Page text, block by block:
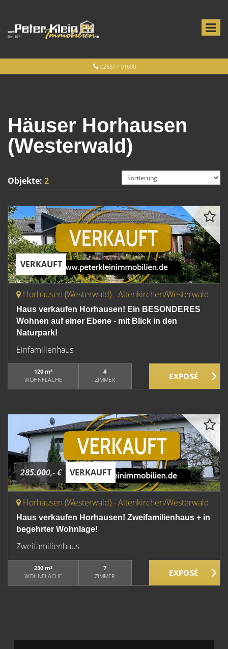
02687 / 91600
Häuser Horhausen
(Westerwald)
Objekte: 2
VERKAUFT
Horhausen (Westerwald) - Altenkirchen/Westerwald
Haus verkaufen Horhausen! Ein BESONDERES
Wohnen auf einer Ebene - mit Blick in den
Naturpark!
Einfamilienhaus
120 m²
WOHNFLÄCHE
4
ZIMMER
285.000,- € VERKAUFT
Horhausen (Westerwald) - Altenkirchen/Westerwald
Haus verkaufen Horhausen! Zweifamilienhaus + in
begehrter Wohnlage!
Zweifamilienhaus
230 m²
WOHNFLÄCHE
7
ZIMMER